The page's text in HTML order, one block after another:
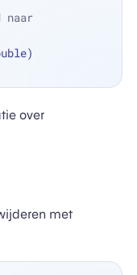
naar
over
met